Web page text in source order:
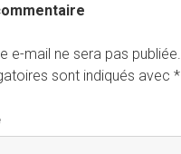
e-mail ne sera pas publiée.
sont indiqués avec *